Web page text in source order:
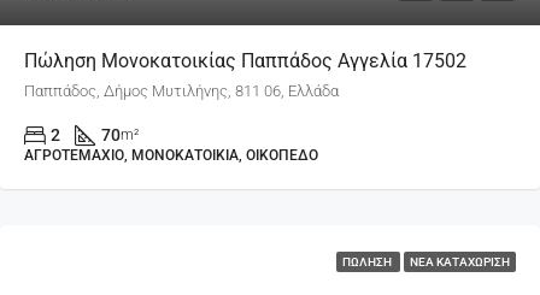
Πώληση Μονοκατοικίας Παππάδος Αγγελία 17502
Παππάδος, Δήμος Μυτιλήνης, 811 06, Ελλάδα
2 70m²
ΑΓΡΟΤΕΜΆΧΙΟ, ΜΟΝΟΚΑΤΟΙΚΊΑ, ΟΙΚΌΠΕΔΟ
ΠΏΛΗΣΗ ΝΈΑ ΚΑΤΑΧΏΡΙΣΗ